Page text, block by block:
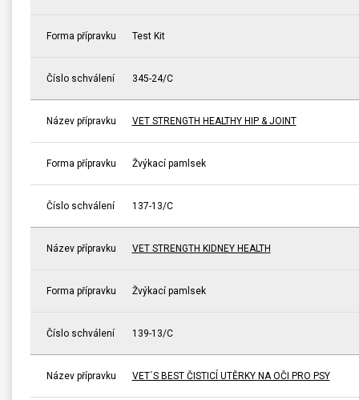
Forma přípravku Test Kit
Číslo schválení 345-24/C
Název přípravku VET STRENGTH HEALTHY HIP & JOINT
Forma přípravku Žvýkací pamlsek
Číslo schválení 137-13/C
Název přípravku VET STRENGTH KIDNEY HEALTH
Forma přípravku Žvýkací pamlsek
Číslo schválení 139-13/C
Název přípravku VET´S BEST ČISTICÍ UTĚRKY NA OČI PRO PSY